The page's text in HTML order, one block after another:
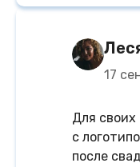
17
Для своих
с
после